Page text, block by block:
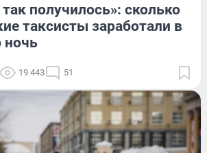
получилось»: сколько
таксисты заработали в
ночь
19 443 51